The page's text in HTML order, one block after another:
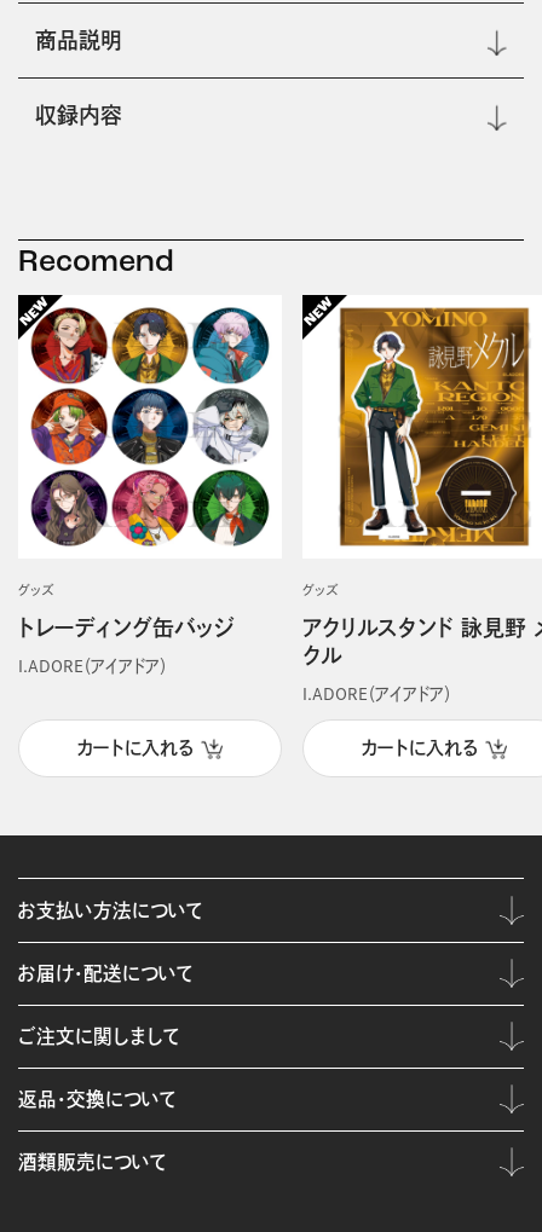
商品説明
収録内容
Recomend
グッズ
トレーディング缶バッジ
I.ADORE（アイアドア）
カートに入れる
グッズ
アクリルスタンド 詠見野
クル
I.ADORE（アイアドア）
カートに入れる
お支払い方法について
お届け・配送について
ご注文に関しまして
返品・交換について
酒類販売について